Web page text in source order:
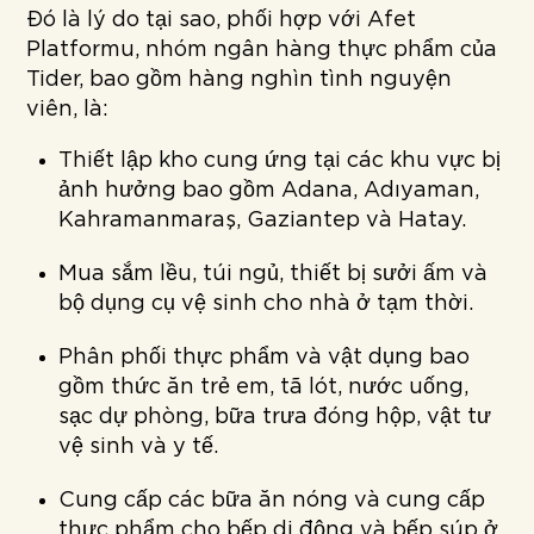
Đó là lý do tại sao, phối hợp với Afet
Platformu, nhóm ngân hàng thực phẩm của
Tider, bao gồm hàng nghìn tình nguyện
viên, là:
Thiết lập kho cung ứng tại các khu vực bị
ảnh hưởng bao gồm Adana, Adıyaman,
Kahramanmaraş, Gaziantep và Hatay.
Mua sắm lều, túi ngủ, thiết bị sưởi ấm và
bộ dụng cụ vệ sinh cho nhà ở tạm thời.
Phân phối thực phẩm và vật dụng bao
gồm thức ăn trẻ em, tã lót, nước uống,
sạc dự phòng, bữa trưa đóng hộp, vật tư
vệ sinh và y tế.
Cung cấp các bữa ăn nóng và cung cấp